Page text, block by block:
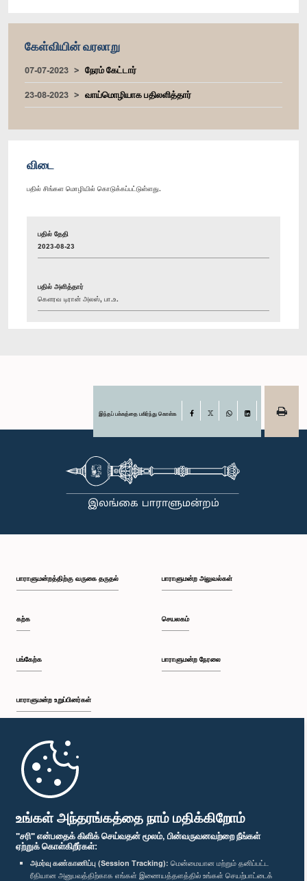
உங்கள் அந்தரங்கத்தை நாம் மதிக்கிறோம்
"சரி" என்பதைக் கிளிக் செய்வதன் மூலம், பின்வருவனவற்றை நீங்கள்
ஏற்றுக் கொள்கிறீர்கள்:
அமர்வு கண்காணிப்பு (Session Tracking): மென்மையான மற்றும் தனிப்பட்ட
ரீதியான அனுபவத்திற்காக எங்கள் இணையத்தளத்தில் உங்கள் செயற்பாட்டைக்
கேள்வியின் வரலாறு
07-07-2023
நேரம் கேட்டார்
23-08-2023
வாய்மொழியாக பதிலளித்தார்
விடை
பதில் சிங்கள மொழியில் கொடுக்கப்பட்டுள்ளது.
பதில் தேதி
2023-08-23
பதில் அளித்தார்
கௌரவ டிரான் அலஸ், பா.உ.
இந்தப் பக்கத்தை பகிர்ந்து கொள்க Facebook
பாராளுமன்றத்திற்கு வருகை தருதல்
கற்க
பங்கேற்க
பாராளுமன்ற உறுப்பினர்கள்
முதற்பக்கம்
பாராளுமன்ற அலுவல்கள்
செயலகம்
பாராளுமன்ற நேரலை
பாராளுமன்ற கையடக்க செயலி
எம்மை பின்தொடர்க :